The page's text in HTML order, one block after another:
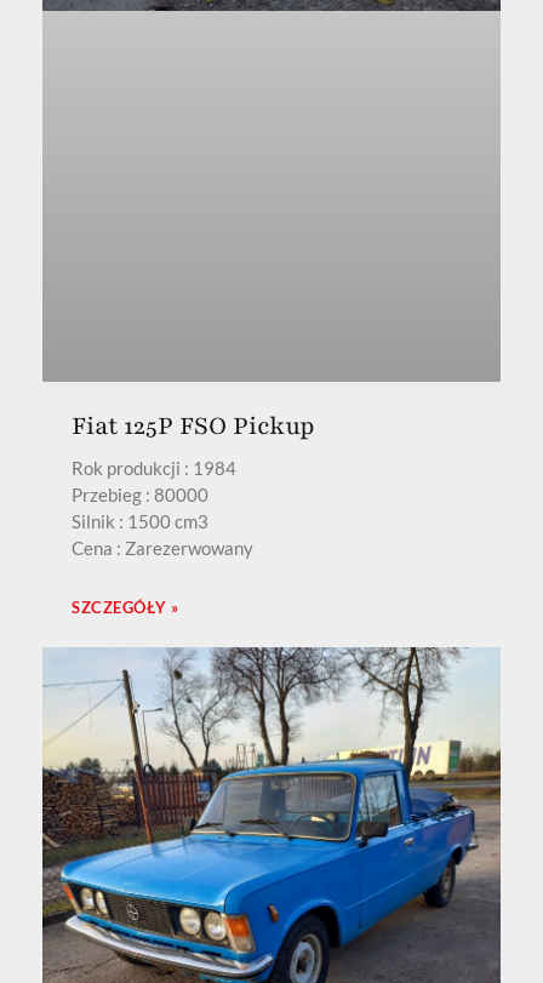
Fiat 125P FSO Pickup
Rok produkcji : 1984
Przebieg : 80000
Silnik : 1500 cm3
Cena : Zarezerwowany
SZCZEGÓŁY »